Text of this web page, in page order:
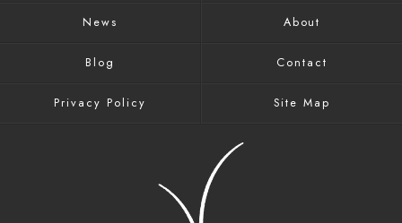
News About
Blog Contact
Privacy Policy Site Map